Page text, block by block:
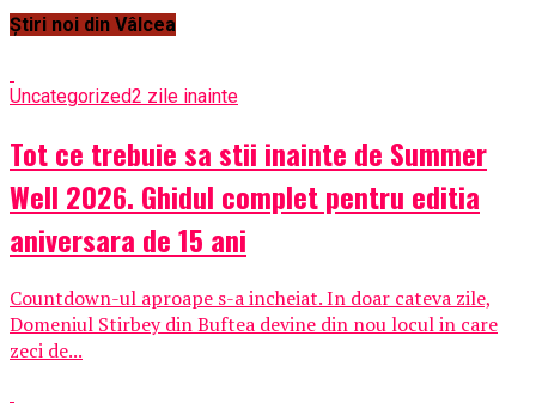
Știri noi din Vâlcea
Uncategorized2 zile inainte
Tot ce trebuie sa stii inainte de Summer
Well 2026. Ghidul complet pentru editia
aniversara de 15 ani
Countdown-ul aproape s-a incheiat. In doar cateva zile,
Domeniul Stirbey din Buftea devine din nou locul in care
zeci de...